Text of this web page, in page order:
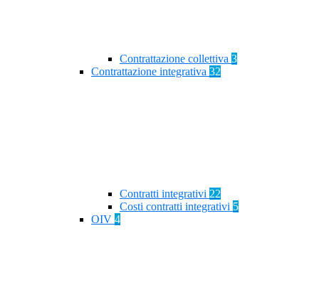
Contrattazione collettiva 3
Contrattazione integrativa 32
Contratti integrativi 22
Costi contratti integrativi 5
OIV 4